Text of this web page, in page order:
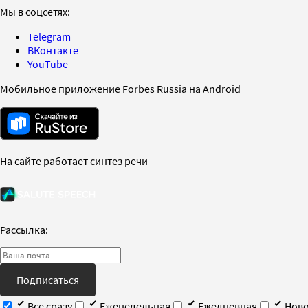
Мы в соцсетях:
Telegram
ВКонтакте
YouTube
Мобильное приложение Forbes Russia на Android
На сайте работает синтез речи
Рассылка:
Подписаться